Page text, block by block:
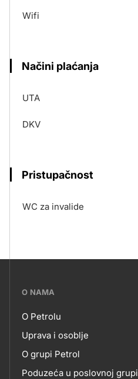
Wifi
Načini plaćanja
UTA
DKV
Pristupačnost
WC za invalide
???
skupno.footer-
title???
O NAMA
O
NAMA
O Petrolu
Uprava i osoblje
O grupi Petrol
Poduzeća u poslovnoj grupi